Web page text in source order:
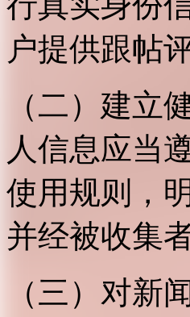
户提供跟帖
（二）建立
人信息应当
使用规则，
并经被收集
（三）对新